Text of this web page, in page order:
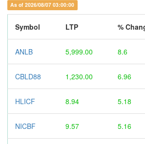
As of 2026/08/07 03:00:00
Symbol LTP %
ANLB 5,999.00 8.6
CBLD88 1,230.00 6.96
HLICF 8.94 5.18
NICBF 9.57 5.16